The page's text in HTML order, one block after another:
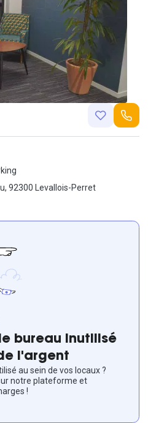
Avenue Georges Pompidou, 92300 Levallois-Perret
bureau inutilisé
l'argent
au sein de vos locaux ?
notre plateforme et
!